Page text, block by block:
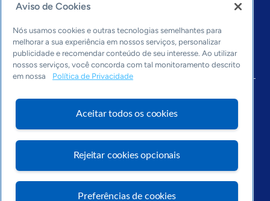
Economia & Política
Inovação & Tecnologia
Cultura empreendedora
Dados
Arquivo
Aviso de Cookies
Nós usamos cookies e outras tecnologias semelhantes para
melhorar a sua experiência em nossos serviços, personalizar
publicidade e recomendar conteúdo de seu interesse. Ao utilizar
nossos serviços, você concorda com tal monitoramento descrito
em nossa
Política de Privacidade
Aceitar todos os cookies
Rejeitar cookies opcionais
Preferências de cookies